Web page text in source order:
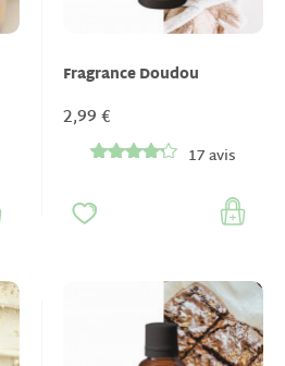
Fragrance Doudou
2,99 €
17 avis